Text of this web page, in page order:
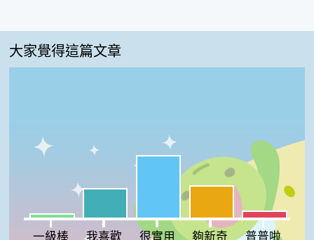
大家覺得這篇文章
一級棒:3%
我喜歡:22%
很實用:46%
夠新奇:24%
普普啦:5%
一級棒
我喜歡 很實用 夠新奇 普普啦